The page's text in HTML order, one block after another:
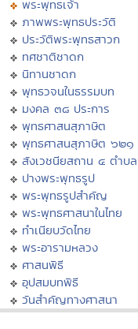
พระพุทธเจ้า
ภาพพระพุทธประวัติ
ประวัติพระพุทธสาวก
ทศชาติชาดก
นิทานชาดก
พุทธวจนในธรรมบท
มงคล ๓๘ ประการ
พุทธศาสนสุภาษิต
พุทธศาสนสุภาษิต ๖๒๑
สังเวชนียสถาน ๔ ตำบล
ปางพระพุทธรูป
พระพุทธรูปสำคัญ
พระพุทธศาสนาในไทย
ทำเนียบวัดไทย
พระอารามหลวง
ศาสนพิธี
อุปสมบทพิธี
วันสำคัญทางศาสนา